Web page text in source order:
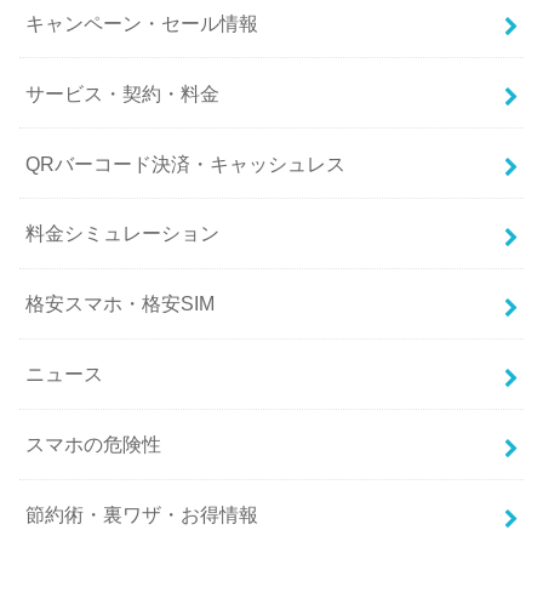
キャンペーン・セール情報
サービス・契約・料金
QRバーコード決済・キャッシュレス
料金シミュレーション
格安スマホ・格安SIM
ニュース
スマホの危険性
節約術・裏ワザ・お得情報